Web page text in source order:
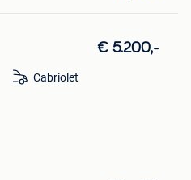
€ 5.200,-
Cabriolet